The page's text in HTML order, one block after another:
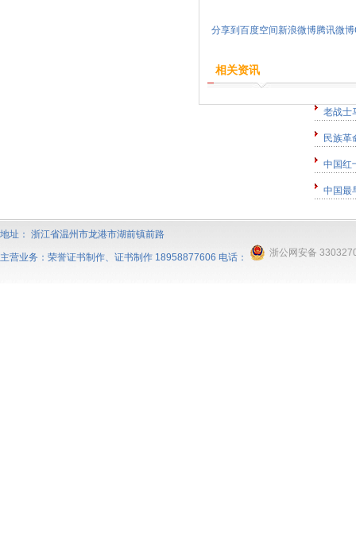
分享到 百度空间 新浪微博腾讯微博
相关资讯
老战士
民族革
中国红
中国最
地址： 浙江省温州市龙港市湖前镇前路
主营业务： 荣誉证书制作、 证书制作 18958877606 电话： 浙公网安备